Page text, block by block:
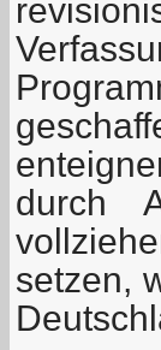
durch
setzen,